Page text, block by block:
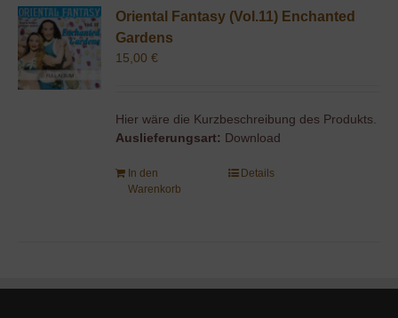
Oriental Fantasy (Vol.11) Enchanted
Gardens
15,00€
Hier wäre die Kurzbeschreibung des Produkts.
Auslieferungsart: Download
In den
Warenkorb
Details